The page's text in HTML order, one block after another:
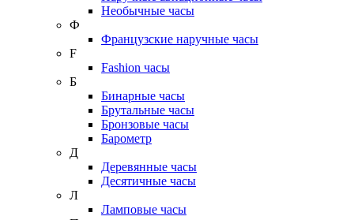
Необычные часы
Ф
Французские наручные часы
F
Fashion часы
Б
Бинарные часы
Брутальные часы
Бронзовые часы
Барометр
Д
Деревянные часы
Десятичные часы
Л
Ламповые часы